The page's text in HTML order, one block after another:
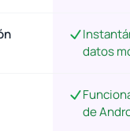
datos
de